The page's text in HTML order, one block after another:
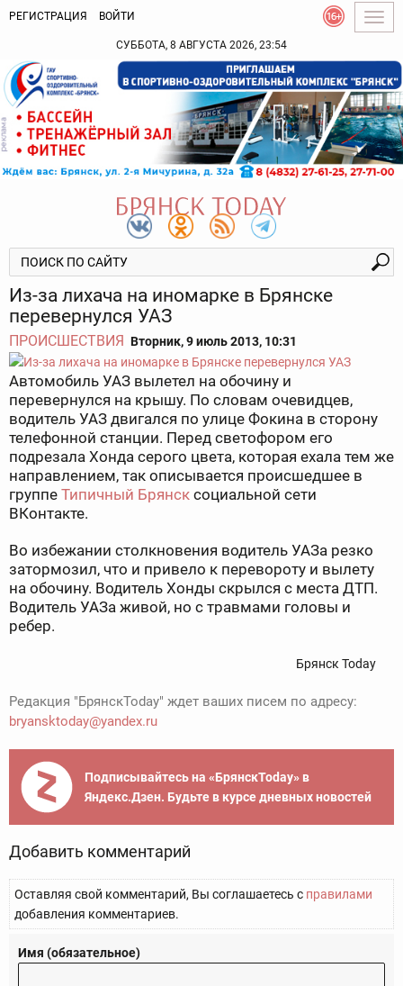
РЕГИСТРАЦИЯ ВОЙТИ
СУББОТА, 8 АВГУСТА 2026, 23:54
Из-за лихача на иномарке в Брянске
перевернулся УАЗ
ПРОИСШЕСТВИЯ Вторник, 9 июль 2013, 10:31
Автомобиль УАЗ вылетел на обочину и
перевернулся на крышу. По словам очевидцев,
водитель УАЗ двигался по улице Фокина в сторону
телефонной станции. Перед светофором его
подрезала Хонда серого цвета, которая ехала тем же
направлением, так описывается происшедшее в
группе Типичный Брянск социальной сети
ВКонтакте.
Во избежании столкновения водитель УАЗа резко
затормозил, что и привело к перевороту и вылету
на обочину. Водитель Хонды скрылся с места ДТП.
Водитель УАЗа живой, но с травмами головы и
ребер.
Брянск Today
Редакция "БрянскToday" ждет ваших писем по адресу:
bryansktoday@yandex.ru
Подписывайтесь на «БрянскToday» в
Яндекс.Дзен. Будьте в курсе дневных новостей
Добавить комментарий
Оставляя свой комментарий, Вы соглашаетесь с правилами
добавления комментариев.
Имя (обязательное)